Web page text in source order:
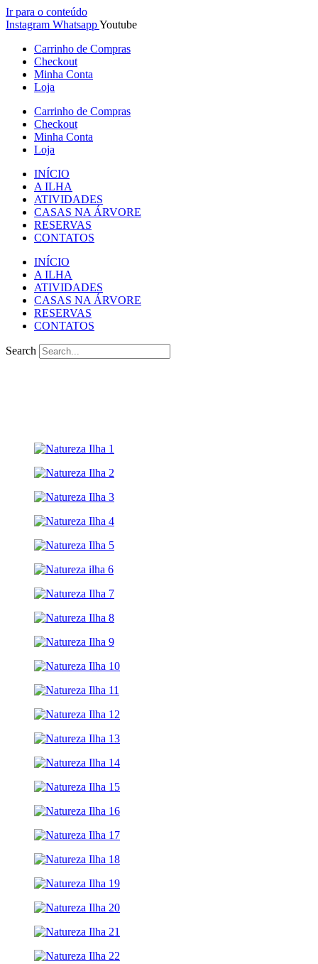
Ir para o conteúdo
Instagram WhatsappYoutube
Carrinho de Compras
Checkout
Minha Conta
Loja
Carrinho de Compras
Checkout
Minha Conta
Loja
INÍCIO
A ILHA
ATIVIDADES
CASAS NA ÁRVORE
RESERVAS
CONTATOS
INÍCIO
A ILHA
ATIVIDADES
CASAS NA ÁRVORE
RESERVAS
CONTATOS
Search